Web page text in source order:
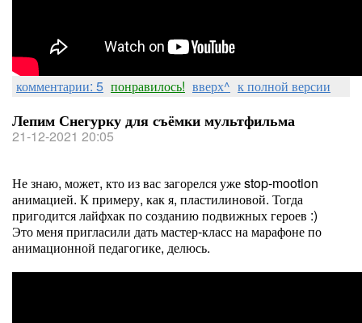
комментарии: 5 понравилось! вверх^ к полной версии
Лепим Снегурку для съёмки мультфильма
21-12-2021 20:05
Не знаю, может, кто из вас загорелся уже stop-mootion
анимацией. К примеру, как я, пластилиновой. Тогда
пригодится лайфхак по созданию подвижных героев :)
Это меня пригласили дать мастер-класс на марафоне по
анимационной педагогике, делюсь.